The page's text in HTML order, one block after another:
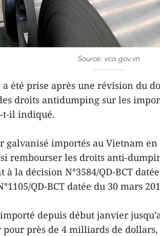
Source: vca.gov.vn
a été prise après une révision du
droits antidumping sur les
t-il indiqué.
galvanisé importés au Vietnam
rembourser les droits anti-
à la décision N°3584/QD-BCT
QD-BCT datée du 30 mars
depuis début janvier
pour près de 4 milliards de